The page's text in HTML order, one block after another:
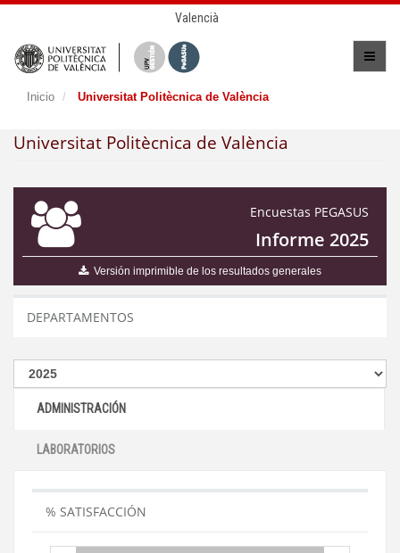
Valencià
Inicio Universitat Politècnica de València
Universitat Politècnica de València
Encuestas PEGASUS
Informe 2025
Versión imprimible de los resultados generales
DEPARTAMENTOS
ADMINISTRACIÓN
LABORATORIOS
% SATISFACCIÓN